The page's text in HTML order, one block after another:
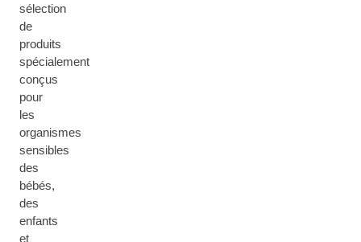
sélection
de
produits
spécialement
conçus
pour
les
organismes
sensibles
des
bébés,
des
enfants
et